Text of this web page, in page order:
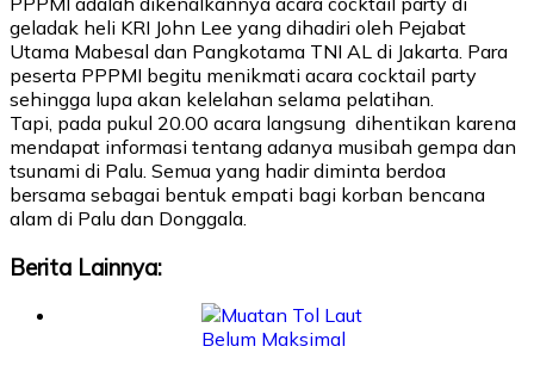
geladak heli KRI John Lee yang dihadiri oleh Pejabat
Utama Mabesal dan Pangkotama TNI AL di Jakarta. Para
peserta PPPMI begitu menikmati acara cocktail party
sehingga lupa akan kelelahan selama pelatihan.
Tapi, pada pukul 20.00 acara langsung dihentikan karena
mendapat informasi tentang adanya musibah gempa dan
tsunami di Palu. Semua yang hadir diminta berdoa
bersama sebagai bentuk empati bagi korban bencana
alam di Palu dan Donggala.
Berita Lainnya: